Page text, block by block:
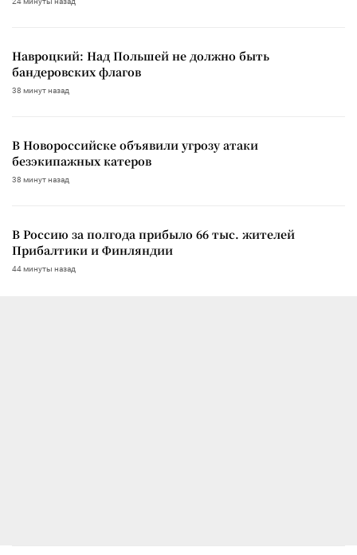
Навроцкий: Над Польшей не должно быть
бандеровских флагов
38 минут назад
В Новороссийске объявили угрозу атаки
безэкипажных катеров
38 минут назад
В Россию за полгода прибыло 66 тыс. жителей
Прибалтики и Финляндии
44 минуты назад